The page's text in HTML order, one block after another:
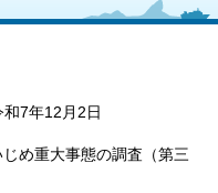
7年12月2日
め重大事態の調査（第三